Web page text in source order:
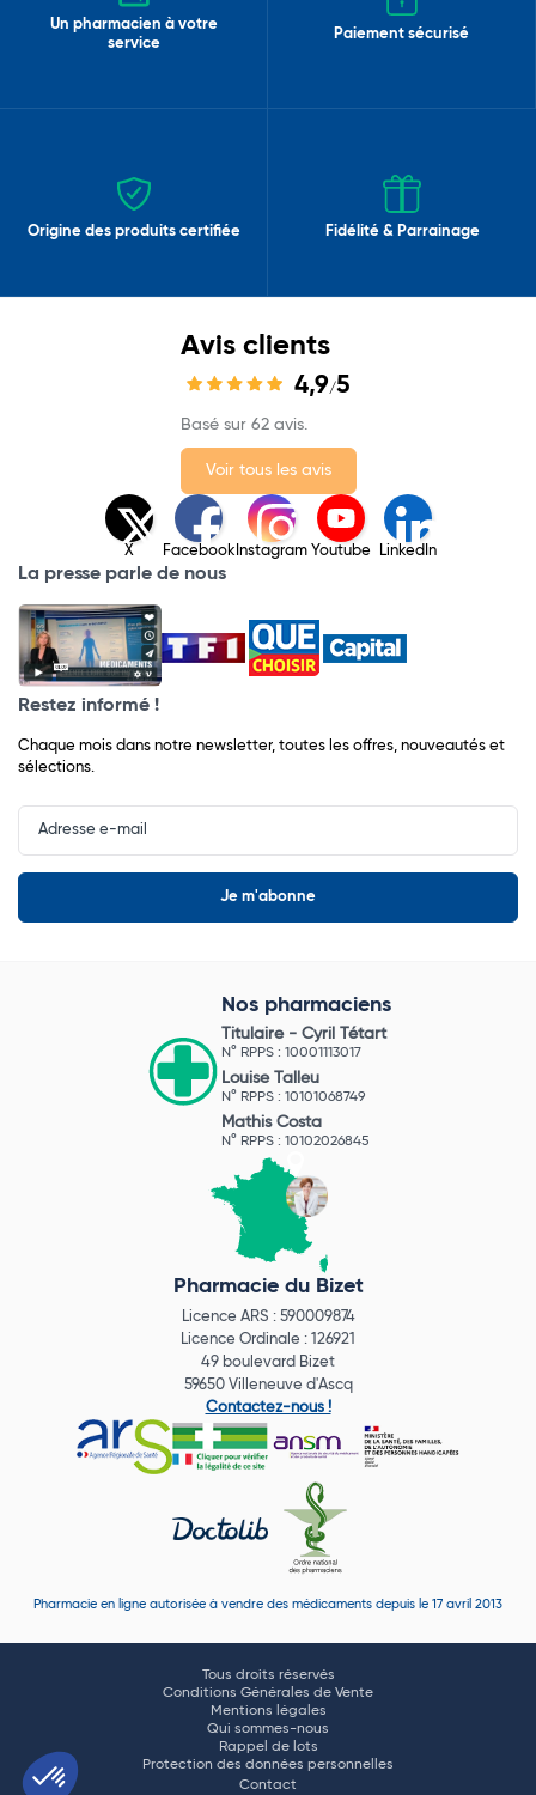
Un pharmacien à votre
service
Paiement sécurisé
Origine des produits certifiée Fidélité & Parrainage
Avis clients
4,9/5
Basé sur 62 avis.
Voir tous les avis
X Facebook Instagram Youtube LinkedIn
La presse parle de nous
Restez informé !
Chaque mois dans notre newsletter, toutes les offres, nouveautés et
sélections.
Input
Newsletter
Nos pharmaciens
Titulaire - Cyril Tétart
N° RPPS : 10001113017
Louise Talleu
N° RPPS : 10101068749
Mathis Costa
N° RPPS : 10102026845
Pharmacie du Bizet
Licence ARS : 590009874
Licence Ordinale : 126921
49 boulevard Bizet
59650 Villeneuve d'Ascq
Contactez-nous !
Pharmacie en ligne autorisée à vendre des médicaments depuis le 17 avril 2013
Tous droits réservés
Conditions Générales de Vente
Mentions légales
Qui sommes-nous
Rappel de lots
Protection des données personnelles
Contact